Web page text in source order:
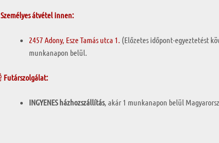
Személyes átvétel innen:
2457 Adony, Esze Tamás utca 1. (Előzetes időpont-egyeztetést
munkanapon belül.
Futárszolgálat:
INGYENES házhozszállítás, akár 1 munkanapon belül